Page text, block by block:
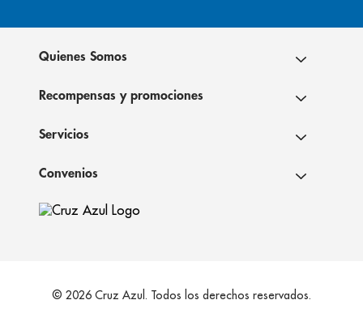
Quienes Somos
Recompensas y promociones
Servicios
Convenios
© 2026 Cruz Azul. Todos los derechos reservados.